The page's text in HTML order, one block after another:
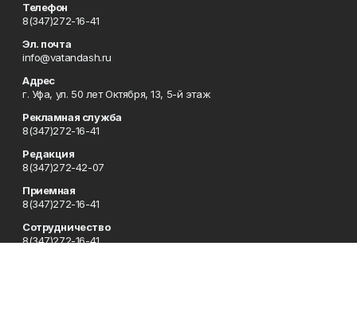
Телефон
8(347)272-16-41
Эл. почта
info@vatandash.ru
Адрес
г. Уфа, ул. 50 лет Октября, 13, 5-й этаж
Рекламная служба
8(347)272-16-41
Редакция
8(347)272-42-07
Приемная
8(347)272-16-41
Сотрудничество
8(347)272-16-41